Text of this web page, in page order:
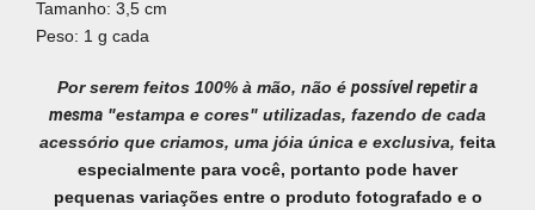
Tamanho: 3,5 cm
Peso: 1 g cada
Por serem feitos 100% à mão, não é possível repetir a
mesma "estampa e cores" utilizadas, fazendo de cada
acessório que criamos, uma jóia única e exclusiva, feita
especialmente para você, portanto pode haver
pequenas variações entre o produto fotografado e o